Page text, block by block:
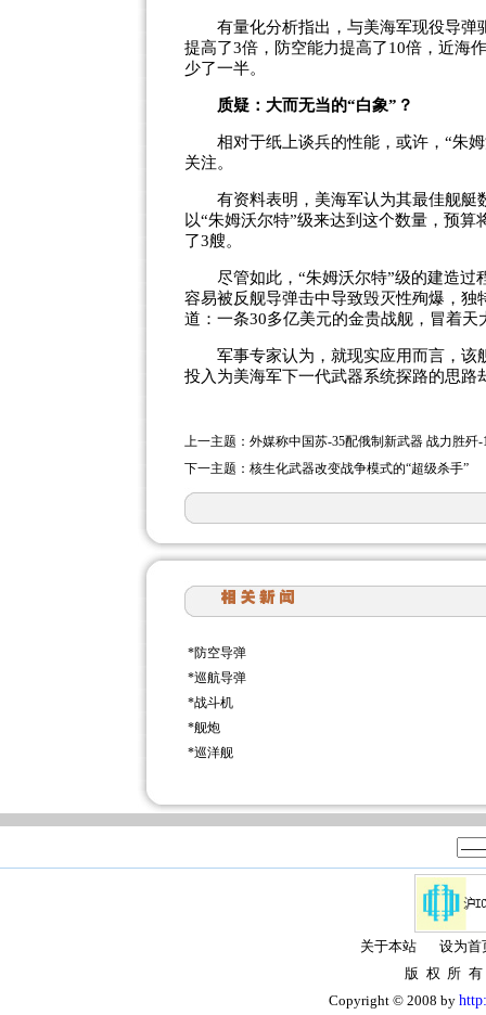
有量化分析指出，与美海军现役导弹
提高了3倍，防空能力提高了10倍，近海
少了一半。
质疑：大而无当的“白象”？
相对于纸上谈兵的性能，或许，“朱姆
关注。
有资料表明，美海军认为其最佳舰艇
以“朱姆沃尔特”级来达到这个数量，预
了3艘。
尽管如此，“朱姆沃尔特”级的建造过
容易被反舰导弹击中导致毁灭性殉爆，
道：一条30多亿美元的金贵战舰，冒着
军事专家认为，就现实应用而言，该
投入为美海军下一代武器系统探路的思路
上一主题： 外媒称中国苏-35配俄制新武器 战力胜歼-
下一主题： 核生化武器改变战争模式的“超级杀手”
*防空导弹
*巡航导弹
*战斗机
*舰炮
*巡洋舰